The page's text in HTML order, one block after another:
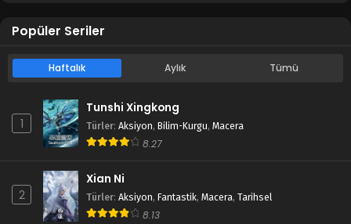
Popüler Seriler
Haftalık Aylık Tümü
1
Tunshi Xingkong
Türler: Aksiyon, Bilim-Kurgu, Macera
8.27
2
Xian Ni
Türler: Aksiyon, Fantastik, Macera, Tarihsel
8.13